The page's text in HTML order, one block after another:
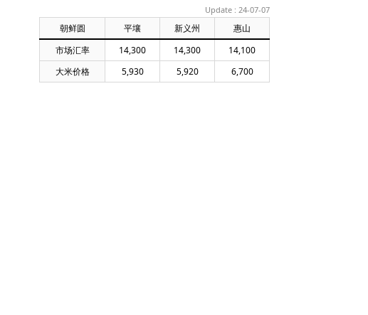
Update : 24-07-07
朝鲜圆 平壤 新义州
惠山
市场汇率
14,300 14,300
14,100
大米价格
5,930 5,920 6,700